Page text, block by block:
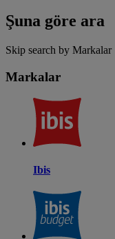
Şuna göre ara
Skip search by Markalar
Markalar
Ibis